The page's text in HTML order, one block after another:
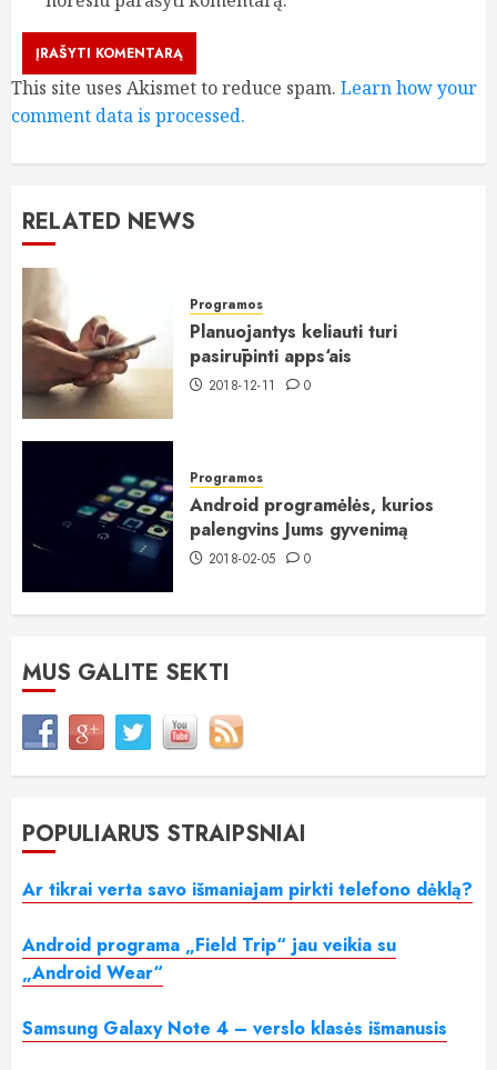
This site uses Akismet to reduce spam. Learn how your
comment data is processed.
RELATED NEWS
Programos
Planuojantys keliauti turi
pasirūpinti apps‘ais
2018-12-11 0
Programos
Android programėlės, kurios
palengvins Jums gyvenimą
2018-02-05 0
MUS GALITE SEKTI
POPULIARŪS STRAIPSNIAI
Ar tikrai verta savo išmaniajam pirkti telefono dėklą?
Android programa „Field Trip“ jau veikia su
„Android Wear“
Samsung Galaxy Note 4 – verslo klasės išmanusis